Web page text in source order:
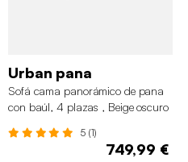
Urban pana
Sofá cama panorámico de pana
con baúl, 4 plazas , Beige oscuro
5 (1)
749,99 €